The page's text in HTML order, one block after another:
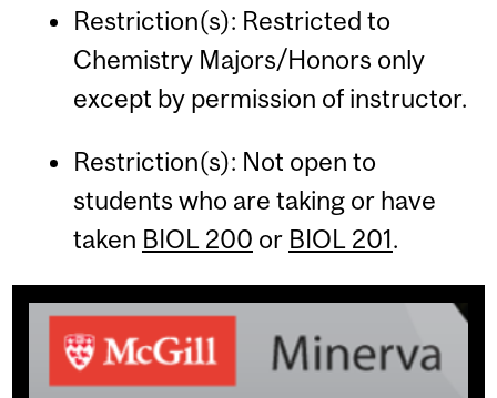
Restriction(s): Restricted to
Chemistry Majors/Honors only
except by permission of instructor.
Restriction(s): Not open to
students who are taking or have
taken BIOL 200 or BIOL 201.